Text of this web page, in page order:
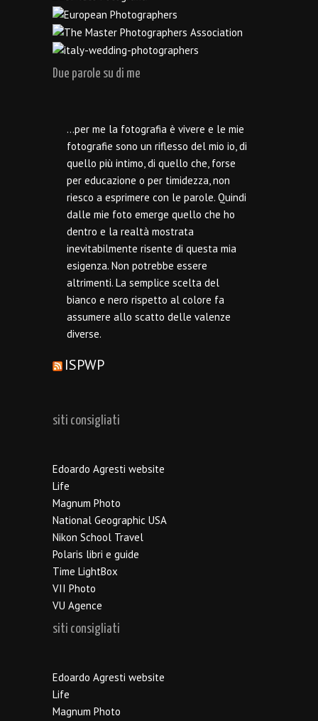
Due parole su di me
…per me la fotografia è vivere e le mie
fotografie sono un riflesso del mio io, di
quello più intimo, di quello che, forse
per educazione o per timidezza, non
riesco a esprimere con le parole. Quindi
dalle mie foto emerge quello che ho
dentro e la realtà mostrata
inevitabilmente risente di questa mia
esigenza. Non potrebbe essere
altrimenti. La semplice scelta del
bianco e nero rispetto al colore fa
assumere allo scatto delle valenze
diverse.
ISPWP
siti consigliati
Edoardo Agresti website
Life
Magnum Photo
National Geographic USA
Nikon School Travel
Polaris libri e guide
Time LightBox
VII Photo
VU Agence
siti consigliati
Edoardo Agresti website
Life
Magnum Photo